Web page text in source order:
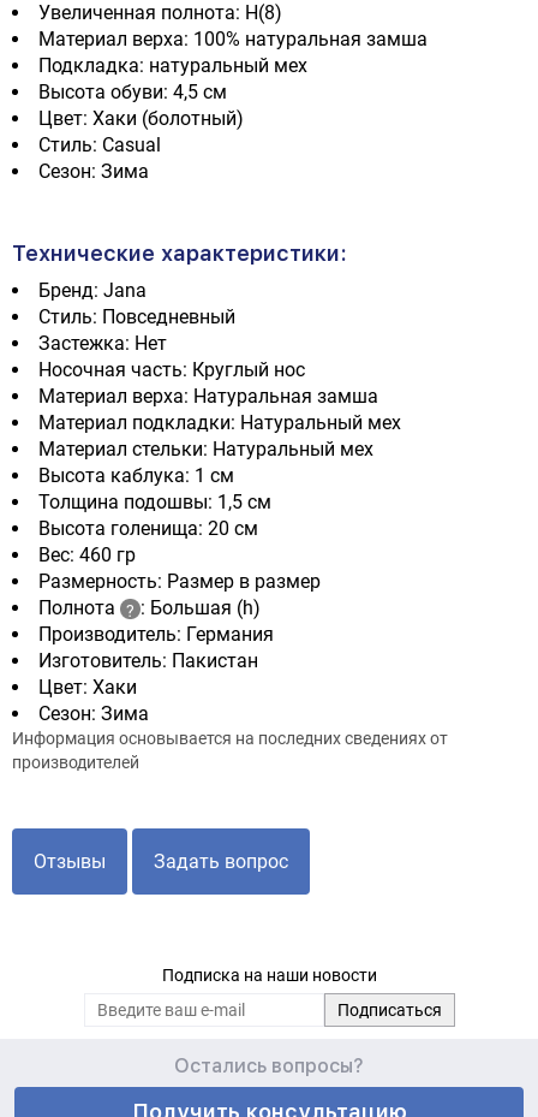
Увеличенная полнота: H(8)
Материал верха: 100% натуральная замша
Подкладка: натуральный мех
Высота обуви: 4,5 см
Цвет: Хаки (болотный)
Стиль: Casual
Сезон: Зима
Технические характеристики:
Бренд: Jana
Стиль: Повседневный
Застежка: Нет
Носочная часть: Круглый нос
Материал верха: Натуральная замша
Материал подкладки: Натуральный мех
Материал стельки: Натуральный мех
Высота каблука: 1 см
Толщина подошвы: 1,5 см
Высота голенища: 20 см
Вес: 460 гр
Размерность: Размер в размер
Полнота
: Большая (h)
Производитель: Германия
Изготовитель: Пакистан
Цвет: Хаки
Сезон: Зима
Информация основывается на последних сведениях от
производителей
Отзывы Задать вопрос
Подписка на наши новости
Остались вопросы?
Получить консультацию